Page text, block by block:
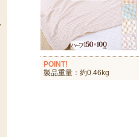
POINT!
製品重量：約0.46kg